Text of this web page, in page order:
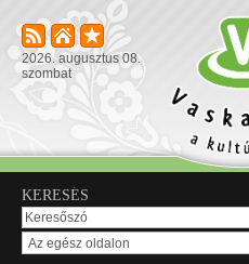
2026. augusztus 08.
szombat
KERESÉS